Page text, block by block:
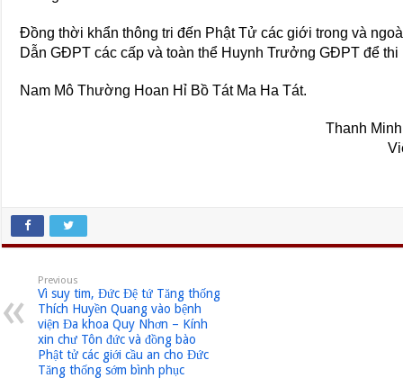
Đồng thời khẩn thông tri đến Phật Tử các giới trong và
Dẫn GĐPT các cấp và toàn thể Huynh Trưởng GĐPT để thi
Nam Mô Thường Hoan Hỉ Bồ Tát Ma Ha Tát.
Thanh
Previous
Vì suy tim, Đức Đệ tứ Tăng thống
Thích Huyền Quang vào bệnh
viện Đa khoa Quy Nhơn – Kính
xin chư Tôn đức và đồng bào
Phật tử các giới cầu an cho Đức
Tăng thống sớm bình phục